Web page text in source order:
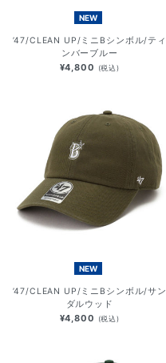
NEW
’47/CLEAN UP/ミニBシンボル/ティ
ンバーブルー
¥4,800 (税込)
NEW
’47/CLEAN UP/ミニBシンボル/サン
ダルウッド
¥4,800 (税込)